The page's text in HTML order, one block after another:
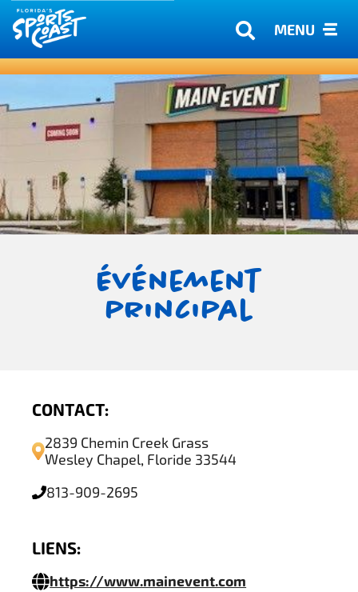
MENU
Événement
principal
CONTACT:
2839 Chemin Creek Grass
Wesley Chapel, Floride 33544
813-909-2695
LIENS:
https://www.mainevent.com